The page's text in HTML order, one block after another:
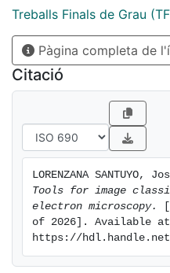
Treballs Finals de Grau
Pàgina completa de
Citació
LORENZANA SANTUYO,
Tools for image
electron microscopy.
of 2026]. Available
https://hdl.handle.net/